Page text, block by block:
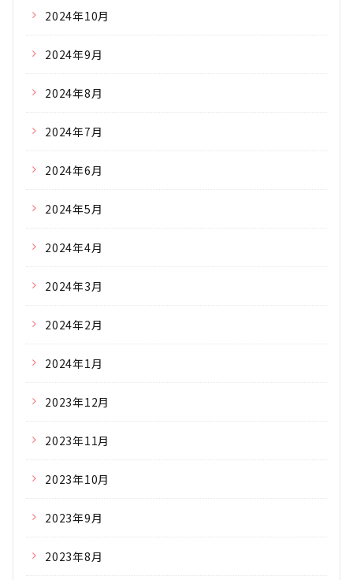
2024年10月
2024年9月
2024年8月
2024年7月
2024年6月
2024年5月
2024年4月
2024年3月
2024年2月
2024年1月
2023年12月
2023年11月
2023年10月
2023年9月
2023年8月